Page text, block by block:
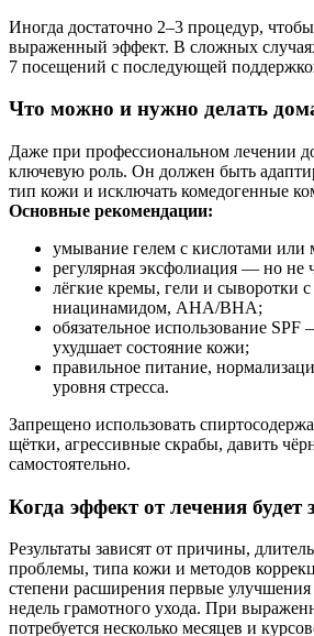
Иногда достаточно 2–3 процедур,
выраженный эффект. В сложных
7 посещений с последующей
Что можно и нужно делать
Даже при профессиональном лечении
ключевую роль. Он должен быть
тип кожи и исключать комедогенные
Основные рекомендации:
умывание гелем с кислотами
регулярная эксфолиация — но не
лёгкие кремы, гели и сыворотки
ниацинамидом, AHA/BHA;
обязательное использование
ухудшает состояние кожи;
правильное питание,
уровня стресса.
Запрещено использовать
щётки, агрессивные скрабы, давить
самостоятельно.
Когда эффект от лечения будет
Результаты зависят от причины,
проблемы, типа кожи и методов
степени расширения первые
недель грамотного ухода. При
потребуется несколько месяцев и